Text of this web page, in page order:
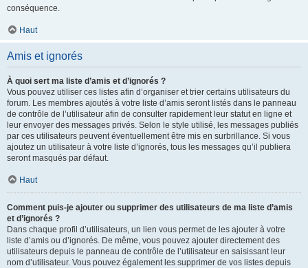
conséquence.
Haut
Amis et ignorés
À quoi sert ma liste d’amis et d’ignorés ?
Vous pouvez utiliser ces listes afin d’organiser et trier certains utilisateurs du
forum. Les membres ajoutés à votre liste d’amis seront listés dans le panneau
de contrôle de l’utilisateur afin de consulter rapidement leur statut en ligne et
leur envoyer des messages privés. Selon le style utilisé, les messages publiés
par ces utilisateurs peuvent éventuellement être mis en surbrillance. Si vous
ajoutez un utilisateur à votre liste d’ignorés, tous les messages qu’il publiera
seront masqués par défaut.
Haut
Comment puis-je ajouter ou supprimer des utilisateurs de ma liste d’amis
et d’ignorés ?
Dans chaque profil d’utilisateurs, un lien vous permet de les ajouter à votre
liste d’amis ou d’ignorés. De même, vous pouvez ajouter directement des
utilisateurs depuis le panneau de contrôle de l’utilisateur en saisissant leur
nom d’utilisateur. Vous pouvez également les supprimer de vos listes depuis